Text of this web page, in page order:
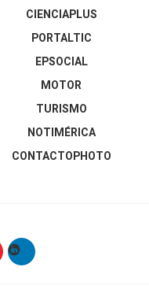
CIENCIAPLUS
PORTALTIC
EPSOCIAL
MOTOR
TURISMO
NOTIMÉRICA
CONTACTOPHOTO